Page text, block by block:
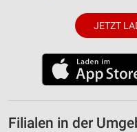
JETZT
Filialen in der